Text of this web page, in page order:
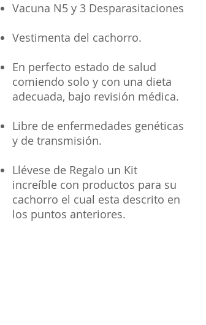
Vacuna N5 y 3 Desparasitaciones
Vestimenta del cachorro.
En perfecto estado de salud
comiendo solo y con una dieta
adecuada, bajo revisión médica.
Libre de enfermedades genéticas
y de transmisión.
Llévese de Regalo un Kit
increíble con productos para su
cachorro el cual esta descrito en
los puntos anteriores.